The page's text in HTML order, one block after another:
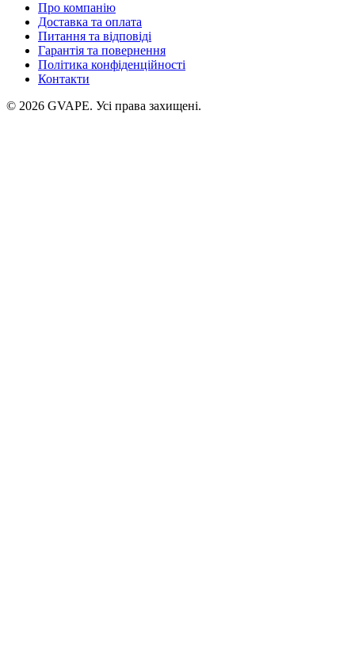
Про компанію
Доставка та оплата
Питання та відповіді
Гарантія та повернення
Політика конфіденційності
Контакти
© 2026 GVAPE. Усі права захищені.